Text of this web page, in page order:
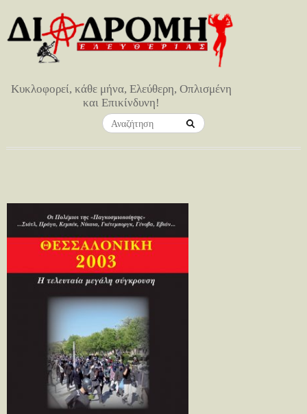
Κυκλοφορεί, κάθε μήνα, Ελεύθερη, Οπλισμένη
και Επικίνδυνη!